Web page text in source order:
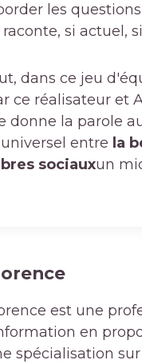
les
si actuel,
dans ce jeu
ce réalisateur et
donne la parole
entre la
sociauxun
est une
en
spécialisation